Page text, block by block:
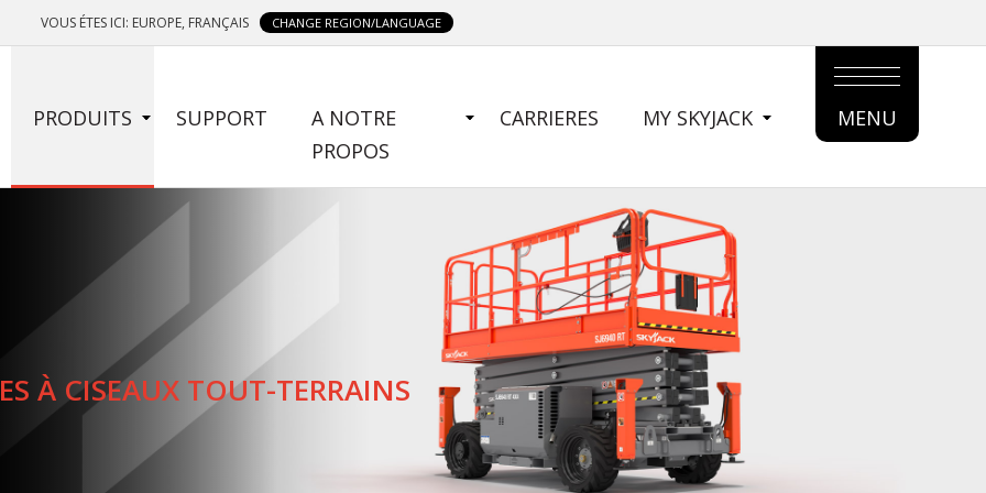
VOUS ÉTES ICI: EUROPE, FRANÇAIS CHANGE REGION/LANGUAGE
SIDE
MENU
PRODUITS SUPPORT
A NOTRE
PROPOS
CARRIERES MY SKYJACK
MAIN
MENU
MENU
À CISEAUX TOUT-TERRAINS